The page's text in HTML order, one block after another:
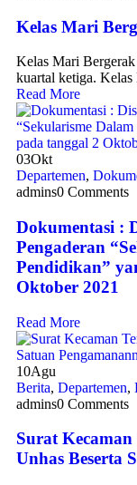
Kelas Mari
Kelas Mari Bergerak
kuartal ketiga. Kelas
Read More
03Okt
Departemen,
admins0 Comments
Dokumentasi :
Pengaderan
Pendidikan”
Oktober 2021
Read More
10Agu
Berita, Departemen,
admins0 Comments
Surat
Unhas Beserta